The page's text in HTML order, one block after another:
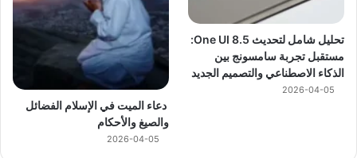
تحليل شامل لتحديث One UI 8.5:
مستقبل تجربة سامسونج بين
الذكاء الاصطناعي والتصميم الجديد
2026-04-05
دعاء الميت في الإسلام الفضائل
والصيغ والأحكام
2026-04-05